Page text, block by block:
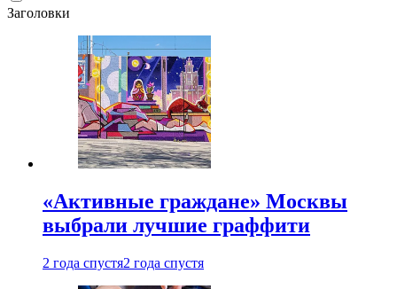
Заголовки
«Активные граждане» Москвы
выбрали лучшие граффити
2 года спустя2 года спустя